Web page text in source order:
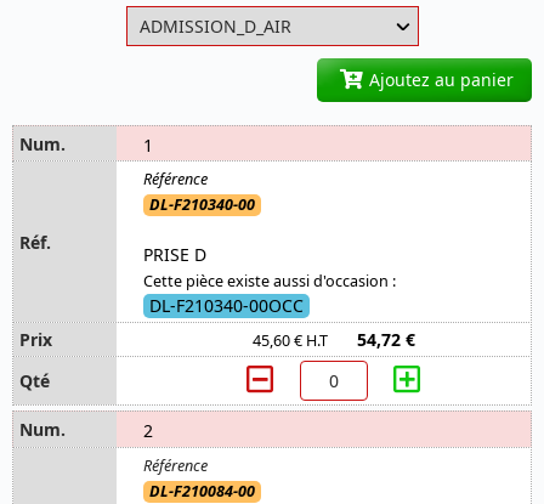
Ajoutez au panier
1
DL-F210340-00
PRISE D
Cette pièce existe aussi d'occasion :
DL-F210340-00OCC
45,60 € H.T 54,72 €
2
DL-F210084-00